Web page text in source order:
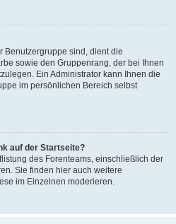
Benutzergruppe sind, dient die
sowie den Gruppenrang, der bei Ihnen
Ein Administrator kann Ihnen die
im persönlichen Bereich selbst
auf der Startseite?
des Forenteams, einschließlich der
Sie finden hier auch weitere
im Einzelnen moderieren.